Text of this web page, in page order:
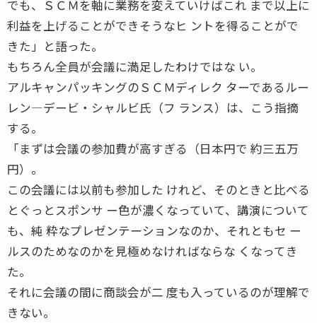
でも、ＳＣＭを軸に業務を変えていけばこれ まで以上に
利益を上げることができそうなヒ ントを得ることがで
きた」と語った。
もちろん全員が会議に満足したわけではな い。
アルキャンパッキングのＳＣＭディレク ターであるルー
レン―デービ・シャルビ氏（フ ランス）は、こう指摘
する。
「まずは会議の参加費が高すぎる（日本円で 約三五万
円）。
この会議には以前も参加した けれど、そのときと比べる
とぐっとスポンサ ー色が濃くなっていて、講演について
も、純 粋なプレゼンテーションなのか、それともセ ー
ルスのためなのかを見極めなければならな くなってき
た。
それに会議の間に商談会が二 度も入っているのが理解で
きない。